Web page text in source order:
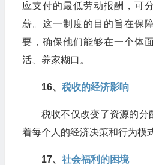
应支付的最低劳动报酬，可
薪。这一制度的目的旨在保
要，确保他们能够在一个体
活、养家糊口。
16、 ​税收的经济影响
税收不仅改变了资源的分
着每个人的经济决策和行为模
17、​ 社会福利的困境